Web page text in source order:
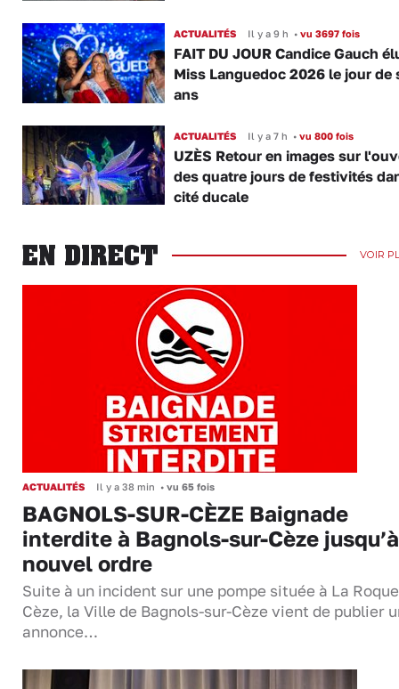
ACTUALITÉS Il y a 9 h •vu 3697 fois
FAIT DU JOUR Candice Gauch
Miss Languedoc 2026 le jour de
ans
ACTUALITÉS Il y a 7 h •vu 800 fois
UZÈS Retour en images sur
des quatre jours de festivités
cité ducale
EN DIRECT VOIR
ACTUALITÉS Il y a 38 min • vu 65 fois
BAGNOLS-SUR-CÈZE Baignade
interdite à Bagnols-sur-Cèze jusqu’à
nouvel ordre
Suite à un incident sur une pompe située à La
Cèze, la Ville de Bagnols-sur-Cèze vient de publier
annonce…